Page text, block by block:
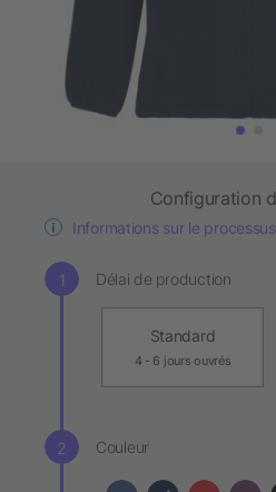
Configuration
Informations sur le
Délai de production
Standard
4 - 6 jours ouvrés
Couleur